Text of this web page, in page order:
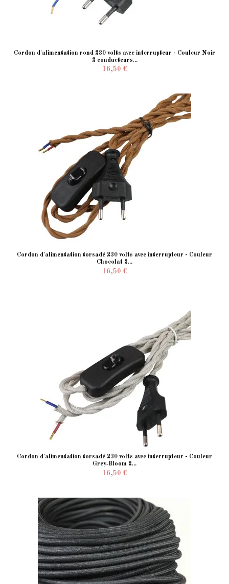
Cordon d'alimentation rond 230 volts avec interrupteur - Couleur Noir
2 conducteurs...
16,50 €
Cordon d'alimentation torsadé 230 volts avec interrupteur - Couleur
Chocolat 2...
16,50 €
Cordon d'alimentation torsadé 230 volts avec interrupteur - Couleur
Grey‑Bloom 2...
16,50 €